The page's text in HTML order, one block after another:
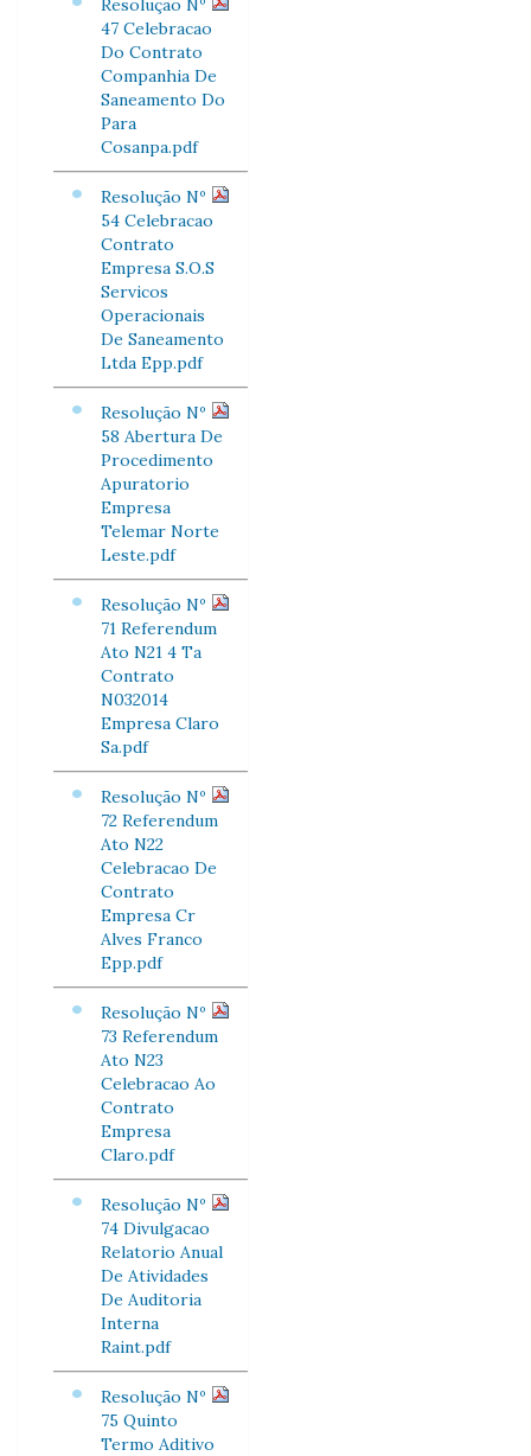
Resolução Nº
47 Celebracao
Do Contrato
Companhia De
Saneamento Do
Para
Cosanpa.pdf
Resolução Nº
54 Celebracao
Contrato
Empresa S.O.S
Servicos
Operacionais
De Saneamento
Ltda Epp.pdf
Resolução Nº
58 Abertura De
Procedimento
Apuratorio
Empresa
Telemar Norte
Leste.pdf
Resolução Nº
71 Referendum
Ato N21 4 Ta
Contrato
N032014
Empresa Claro
Sa.pdf
Resolução Nº
72 Referendum
Ato N22
Celebracao De
Contrato
Empresa Cr
Alves Franco
Epp.pdf
Resolução Nº
73 Referendum
Ato N23
Celebracao Ao
Contrato
Empresa
Claro.pdf
Resolução Nº
74 Divulgacao
Relatorio Anual
De Atividades
De Auditoria
Interna
Raint.pdf
Resolução Nº
75 Quinto
Termo Aditivo